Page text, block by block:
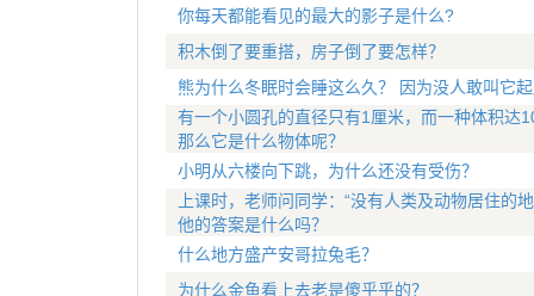
你每天都能看见的最大的影子是什么?
积木倒了要重搭，房子倒了要怎样？
熊为什么冬眠时会睡这么久？ 因为没人敢叫它
有一个小圆孔的直径只有1厘米，而一种体积达
那么它是什么物体呢？
小明从六楼向下跳，为什么还没有受伤？
上课时，老师问同学：“没有人类及动物居住的
他的答案是什么吗？
什么地方盛产安哥拉兔毛？
为什么金鱼看上去老是傻乎乎的？